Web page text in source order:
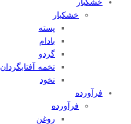
خشکبار
پسته
بادام
گردو
تخمه آفتابگردان
نخود
فرآورده
فرآورده
روغن